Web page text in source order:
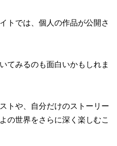
トでは、個人の作品が公開さ
てみるのも面白いかもしれま
トや、自分だけのストーリー
の世界をさらに深く楽しむこ